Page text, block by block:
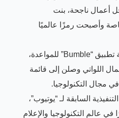
أعمال ناجحة، بنت
وأصبحت رمزًا عالميًا
ويتني وولف هيرد: مؤسسة تطبيق “Bumble” للمواعدة،
اللواتي وصلن إلى قائمة
مجال التكنولوجيا.
السابقة لـ “يوتيوب”،
في عالم التكنولوجيا والإعلام